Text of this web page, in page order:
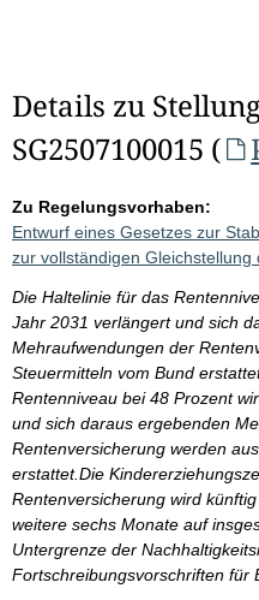
Details zu
SG2507100015 (
Zu Regelungsvorhaben:
Entwurf eines Gesetzes zur
zur vollständigen
Die Haltelinie für das
Jahr 2031 verlängert und sich
Mehraufwendungen der
Steuermitteln vom Bund
Rentenniveau bei 48 Prozent
und sich daraus ergebenden
Rentenversicherung werden
erstattet.Die
Rentenversicherung wird
weitere sechs Monate auf
Untergrenze der
Fortschreibungsvorschriften für